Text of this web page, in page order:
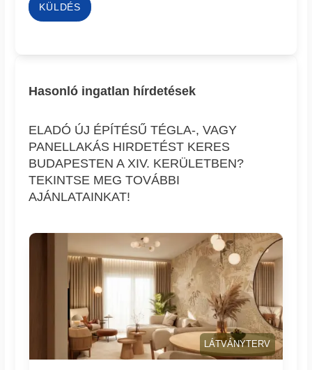
KÜLDÉS
Hasonló ingatlan hírdetések
ELADÓ ÚJ ÉPÍTÉSŰ TÉGLA-, VAGY
PANELLAKÁS HIRDETÉST KERES
BUDAPESTEN A XIV. KERÜLETBEN?
TEKINTSE MEG TOVÁBBI
AJÁNLATAINKAT!
LÁTVÁNYTERV